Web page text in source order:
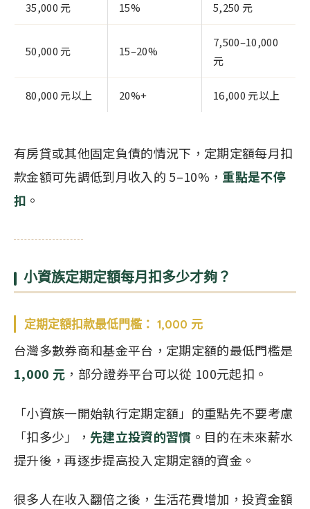
35,000 元 15% 5,250 元
50,000 元 15–20%
7,500–10,000
元
80,000 元以上 20%+ 16,000 元以上
有房貸或其他固定負債的情況下，定期定額每月扣
款金額可先調低到月收入的 5–10%， 重點是不停
扣 。
小資族定期定額每月扣多少才夠？
定期定額扣款最低門檻： 1,000 元
台灣多數券商和基金平台，定期定額的最低門檻是
1,000 元 ，部分證券平台可以從 100元起扣。
「小資族一開始執行定期定額」的重點先不要考慮
「扣多少」， 先建立投資的習慣 。目的在未來薪水
提升後，再逐步提高投入定期定額的資金。
很多人在收入翻倍之後，生活花費增加，投資金額